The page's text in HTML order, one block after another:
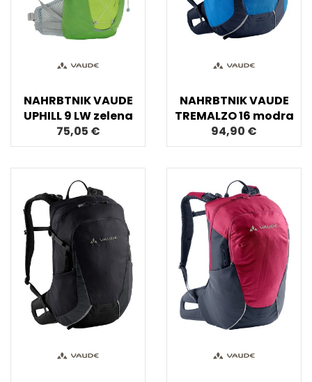
NAHRBTNIK VAUDE
UPHILL 9 LW zelena
75,05 €
NAHRBTNIK VAUDE
TREMALZO 16 modra
94,90 €